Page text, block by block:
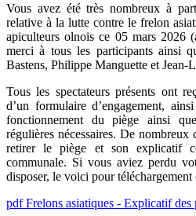
Vous avez été très nombreux à
relative à la lutte contre le frelon
apiculteurs olnois ce 05 mars 2026
merci à tous les participants ainsi
Bastens, Philippe Manguette et Jean-
Tous les spectateurs présents ont
d’un formulaire d’engagement,
fonctionnement du piège ainsi
régulières nécessaires. De nombreux
retirer le piège et son explicatif
communale. Si vous aviez perdu
disposer, le voici pour téléchargement
pdfFrelons asiatiques - Explicatif des